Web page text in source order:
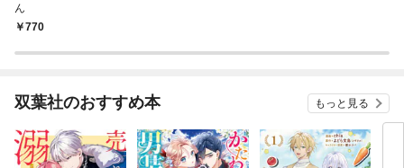
ん
770
双葉社のおすすめ本 もっと見る